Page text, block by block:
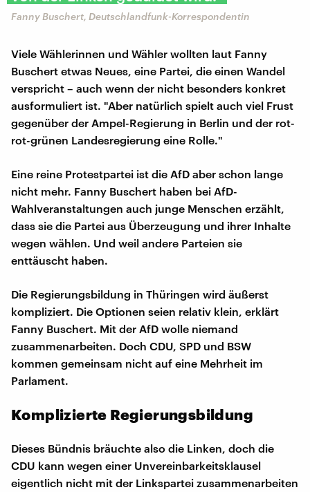
Fanny Buschert, Deutschlandfunk-Korrespondentin
Viele Wählerinnen und Wähler wollten laut Fanny
Buschert etwas Neues, eine Partei, die einen Wandel
verspricht – auch wenn der nicht besonders konkret
ausformuliert ist. "Aber natürlich spielt auch viel Frust
gegenüber der Ampel-Regierung in Berlin und der rot-
rot-grünen Landesregierung eine Rolle."
Eine reine Protestpartei ist die AfD aber schon lange
nicht mehr. Fanny Buschert haben bei AfD-
Wahlveranstaltungen auch junge Menschen erzählt,
dass sie die Partei aus Überzeugung und ihrer Inhalte
wegen wählen. Und weil andere Parteien sie
enttäuscht haben.
Die Regierungsbildung in Thüringen wird äußerst
kompliziert. Die Optionen seien relativ klein, erklärt
Fanny Buschert. Mit der AfD wolle niemand
zusammenarbeiten. Doch CDU, SPD und BSW
kommen gemeinsam nicht auf eine Mehrheit im
Parlament.
Komplizierte Regierungsbildung
Dieses Bündnis bräuchte also die Linken, doch die
CDU kann wegen einer Unvereinbarkeitsklausel
eigentlich nicht mit der Linkspartei zusammenarbeiten